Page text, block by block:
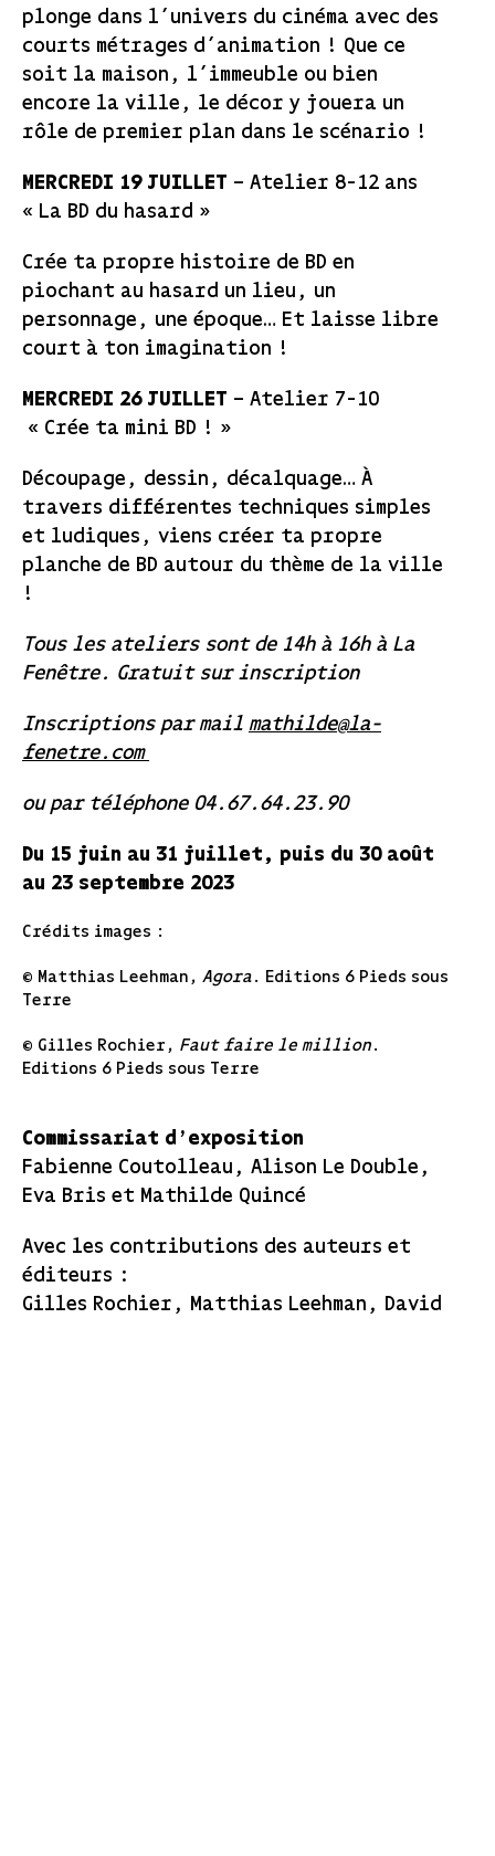
plonge dans l’univers du cinéma avec des
courts métrages d’animation ! Que ce
soit la maison, l’immeuble ou bien
encore la ville, le décor y jouera un
rôle de premier plan dans le scénario !
MERCREDI 19 JUILLET – Atelier 8-12 ans
« La BD du hasard »
Crée ta propre histoire de BD en
piochant au hasard un lieu, un
personnage, une époque… Et laisse libre
court à ton imagination !
MERCREDI 26 JUILLET – Atelier 7-10
« Crée ta mini BD ! »
Découpage, dessin, décalquage… À
travers différentes techniques simples
et ludiques, viens créer ta propre
planche de BD autour du thème de la ville
!
Tous les ateliers sont de 14h à 16h à La
Fenêtre. Gratuit sur inscription
Inscriptions par mail mathilde@la-
fenetre.com
ou par téléphone 04.67.64.23.90
Du 15 juin au 31 juillet, puis du 30 août
au 23 septembre 2023
Crédits images :
© Matthias Leehman, Agora . Editions 6 Pieds sous
Terre
© Gilles Rochier, Faut faire le million .
Editions 6 Pieds sous Terre
Commissariat d'exposition
Fabienne Coutolleau, Alison Le Double,
Eva Bris et Mathilde Quincé
Avec les contributions des auteurs et
éditeurs :
Gilles Rochier, Matthias Leehman, David